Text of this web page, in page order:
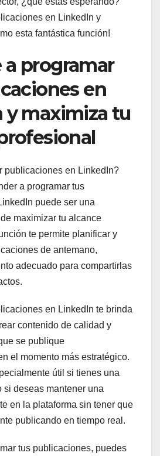
en LinkedIn y
esta fantástica función!
programar
en
y maximiza tu
publicaciones en LinkedIn?
a programar tus
puede ser una
maximizar tu alcance
te permite planificar y
de antemano,
adecuado para compartirlas
en LinkedIn te brinda
contenido de calidad y
se publique
el momento más estratégico.
útil si tienes una
si deseas mantener una
en la plataforma sin tener que
publicando en tiempo real.
tus publicaciones, puedes